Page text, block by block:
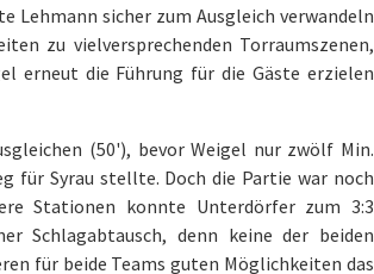
Lehmann sicher zum Ausgleich verwandeln
zu vielversprechenden Torraumszenen,
erneut die Führung für die Gäste erzielen
(50'), bevor Weigel nur zwölf Min.
für Syrau stellte. Doch die Partie war noch
Stationen konnte Unterdörfer zum 3:3
Schlagabtausch, denn keine der beiden
für beide Teams guten Möglichkeiten das